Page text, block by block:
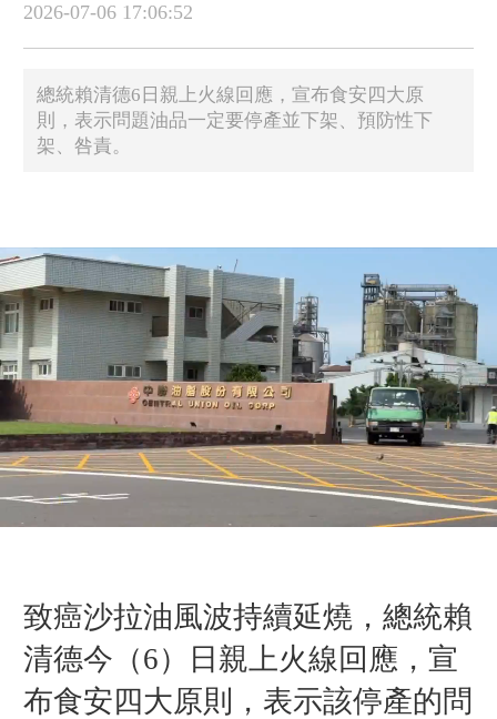
2026-07-06 17:06:52
總統賴清德6日親上火線回應，宣布食安四大原
則，表示問題油品一定要停產並下架、預防性下
架、咎責。
致癌沙拉油風波持續延燒，總統賴
清德今（6）日親上火線回應，宣
布食安四大原則，表示該停產的問